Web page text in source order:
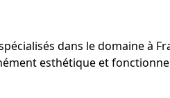
dans le domaine à
esthétique et